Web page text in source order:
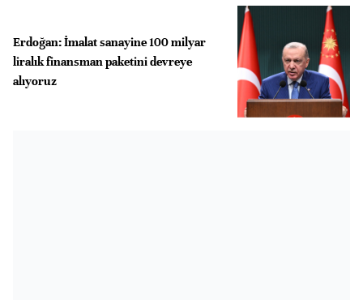
Erdoğan: İmalat sanayine 100 milyar
liralık finansman paketini devreye
alıyoruz